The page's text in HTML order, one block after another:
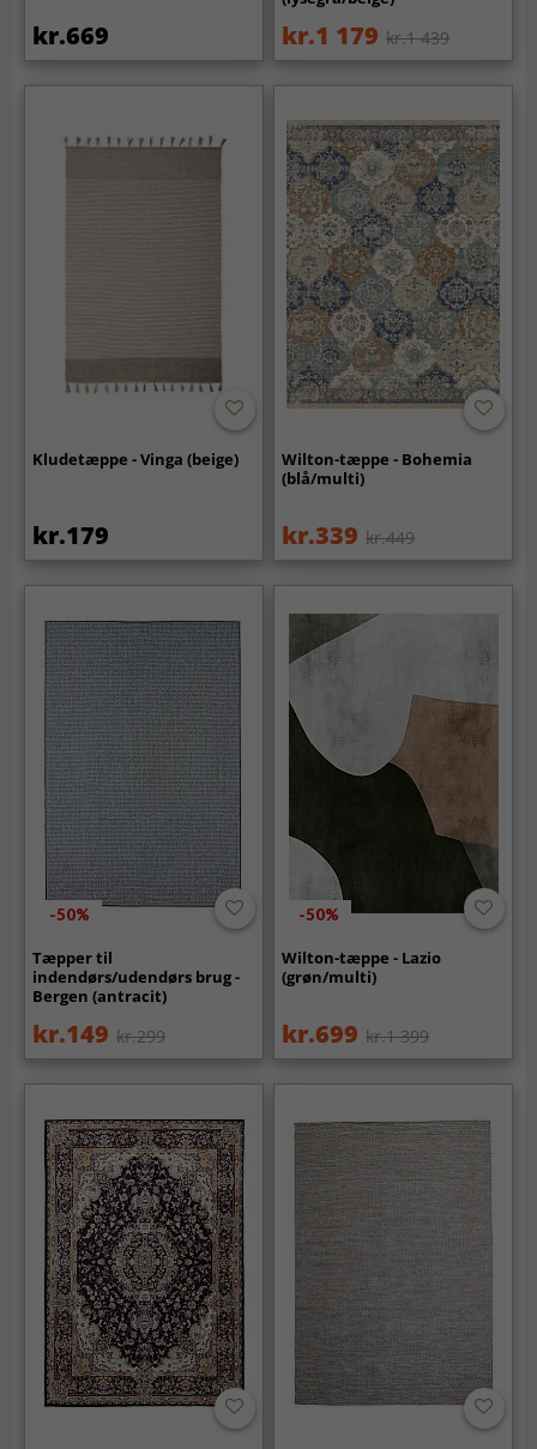
kr.669 kr.1 179 kr.1 439
Kludetæppe - Vinga (beige)
kr.179
Wilton-tæppe - Bohemia
(blå/multi)
kr.339 kr.449
-50%
Tæpper til
indendørs/udendørs brug -
Bergen (antracit)
kr.149 kr.299
-50%
Wilton-tæppe - Lazio
(grøn/multi)
kr.699 kr.1 399